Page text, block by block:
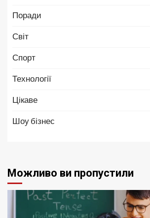
Поради
Світ
Спорт
Технології
Цікаве
Шоу бізнес
Можливо ви пропустили